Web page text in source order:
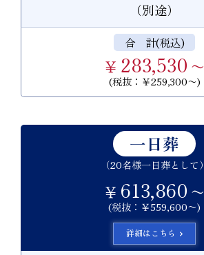
（別途）
合 計(税込)
￥ 283,530 〜
(税抜：￥259,300〜)
一日葬
（20名様一日葬として）
￥ 613,860 〜
(税抜：￥559,600〜)
詳細はこちら